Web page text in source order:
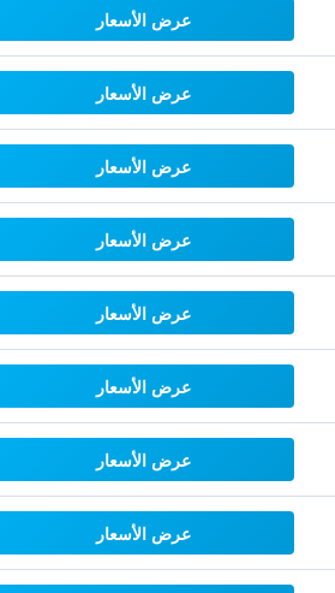
عرض الأسعار
عرض الأسعار
عرض الأسعار
عرض الأسعار
عرض الأسعار
عرض الأسعار
عرض الأسعار
عرض الأسعار